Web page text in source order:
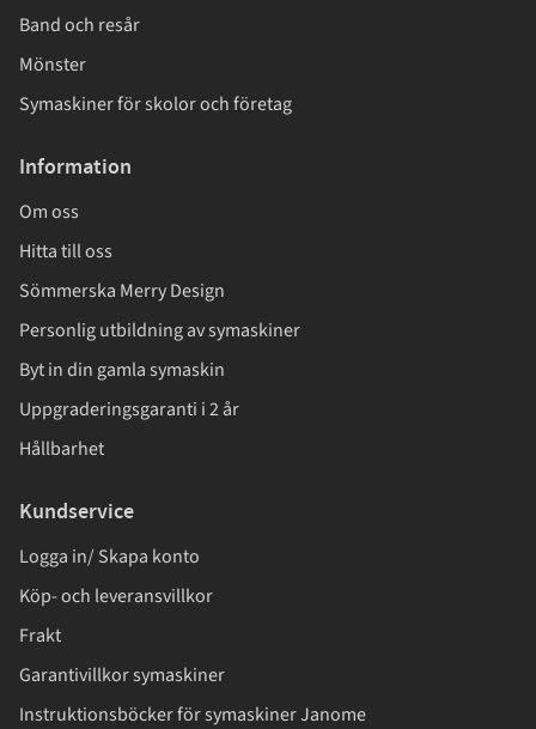
Band och resår
Mönster
Symaskiner för skolor och företag
Information
Om oss
Hitta till oss
Sömmerska Merry Design
Personlig utbildning av symaskiner
Byt in din gamla symaskin
Uppgraderingsgaranti i 2 år
Hållbarhet
Kundservice
Logga in/ Skapa konto
Köp- och leveransvillkor
Frakt
Garantivillkor symaskiner
Instruktionsböcker för symaskiner Janome